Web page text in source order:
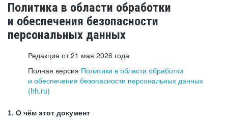
Политика в области обработки
и обеспечения безопасности
персональных данных
Редакция от 21 мая 2026 года
Полная версия Политики в области обработки
и обеспечения безопасности персональных данных
(hh.ru)
1. О чём этот документ